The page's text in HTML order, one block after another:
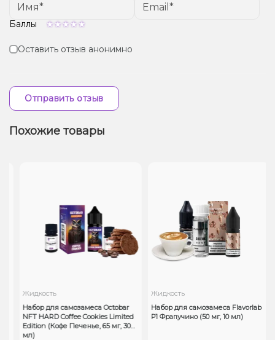
Баллы
Оставить отзыв анонимно
Отправить отзыв
Похожие товары
Жидкость
Набор для самозамеса Octobar
NFT HARD Coffee Cookies Limited
Edition (Кофе Печенье, 65 мг, 30
мл)
Жидкость
Набор для самозамеса Flavorlab
Р1 Фрапучино (50 мг, 10 мл)